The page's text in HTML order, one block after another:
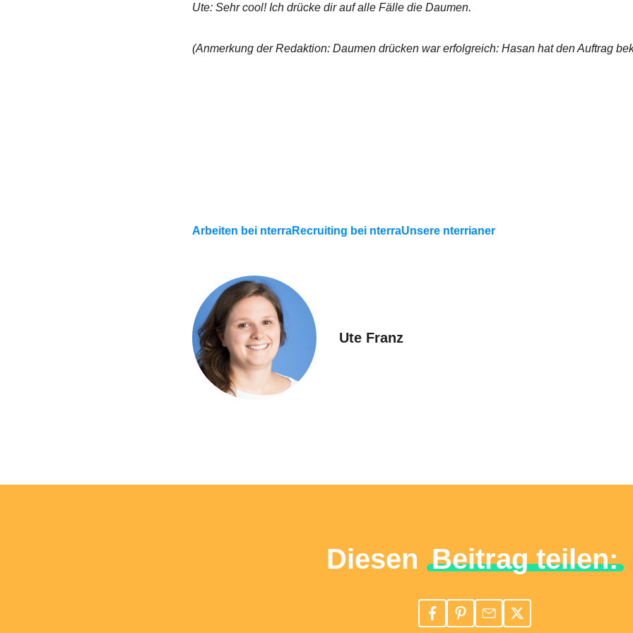
Ute: Sehr cool! Ich drücke dir auf alle Fälle die Daumen.
(Anmerkung der Redaktion: Daumen drücken war erfolgreich: Hasan hat den Auftrag
Arbeiten bei nterraRecruiting bei nterraUnsere nterrianer
Ute Franz
Diesen Beitrag teilen: